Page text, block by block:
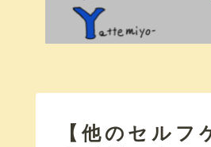
【他のセル